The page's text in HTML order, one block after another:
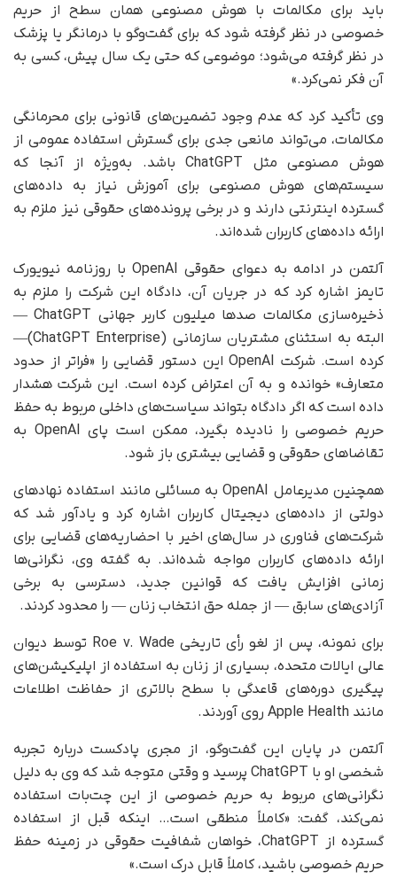
باید برای مکالمات با هوش مصنوعی همان سطح از حریم
خصوصی در نظر گرفته شود که برای گفت‌وگو با درمانگر یا پزشک
در نظر گرفته می‌شود؛ موضوعی که حتی یک سال پیش، کسی به
آن فکر نمی‌کرد.»
وی تأکید کرد که عدم وجود تضمین‌های قانونی برای محرمانگی
مکالمات، می‌تواند مانعی جدی برای گسترش استفاده عمومی از
هوش مصنوعی مثل ChatGPT باشد. به‌ویژه از آنجا که
سیستم‌های هوش مصنوعی برای آموزش نیاز به داده‌های
گسترده اینترنتی دارند و در برخی پرونده‌های حقوقی نیز ملزم به
ارائه داده‌های کاربران شده‌اند.
آلتمن در ادامه به دعوای حقوقی OpenAI با روزنامه نیویورک
تایمز اشاره کرد که در جریان آن، دادگاه این شرکت را ملزم به
ذخیره‌سازی مکالمات صدها میلیون کاربر جهانی ChatGPT —
البته به استثنای مشتریان سازمانی (ChatGPT Enterprise)—
کرده است. شرکت OpenAI این دستور قضایی را «فراتر از حدود
متعارف» خوانده و به آن اعتراض کرده است. این شرکت هشدار
داده است که اگر دادگاه بتواند سیاست‌های داخلی مربوط به حفظ
حریم خصوصی را نادیده بگیرد، ممکن است پای OpenAI به
تقاضاهای حقوقی و قضایی بیشتری باز شود.
همچنین مدیرعامل OpenAI به مسائلی مانند استفاده نهادهای
دولتی از داده‌های دیجیتال کاربران اشاره کرد و یادآور شد که
شرکت‌های فناوری در سال‌های اخیر با احضاریه‌های قضایی برای
ارائه داده‌های کاربران مواجه شده‌اند. به گفته وی، نگرانی‌ها
زمانی افزایش یافت که قوانین جدید، دسترسی به برخی
آزادی‌های سابق — از جمله حق انتخاب زنان — را محدود کردند.
برای نمونه، پس از لغو رأی تاریخی Roe v. Wade توسط دیوان
عالی ایالات متحده، بسیاری از زنان به استفاده از اپلیکیشن‌های
پیگیری دوره‌های قاعدگی با سطح بالاتری از حفاظت اطلاعات
مانند Apple Health روی آوردند.
آلتمن در پایان این گفت‌وگو، از مجری پادکست درباره تجربه
شخصی‌ او با ChatGPT پرسید و وقتی متوجه شد که وی به دلیل
نگرانی‌های مربوط به حریم خصوصی از این چت‌بات استفاده
نمی‌کند، گفت: «کاملاً منطقی است… اینکه قبل از استفاده
گسترده از ChatGPT، خواهان شفافیت حقوقی در زمینه حفظ
حریم خصوصی باشید، کاملاً قابل درک است.»